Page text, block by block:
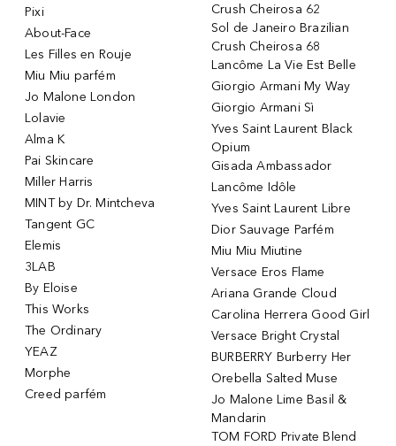
Pixi
About-Face
Les Filles en Rouje
Miu Miu parfém
Jo Malone London
Lolavie
Alma K
Pai Skincare
Miller Harris
MINT by Dr. Mintcheva
Tangent GC
Elemis
3LAB
By Eloise
This Works
The Ordinary
YEAZ
Morphe
Creed parfém
Crush Cheirosa 62
Sol de Janeiro Brazilian
Crush Cheirosa 68
Lancôme La Vie Est Belle
Giorgio Armani My Way
Giorgio Armani Sì
Yves Saint Laurent Black
Opium
Gisada Ambassador
Lancôme Idôle
Yves Saint Laurent Libre
Dior Sauvage Parfém
Miu Miu Miutine
Versace Eros Flame
Ariana Grande Cloud
Carolina Herrera Good Girl
Versace Bright Crystal
BURBERRY Burberry Her
Orebella Salted Muse
Jo Malone Lime Basil &
Mandarin
TOM FORD Private Blend